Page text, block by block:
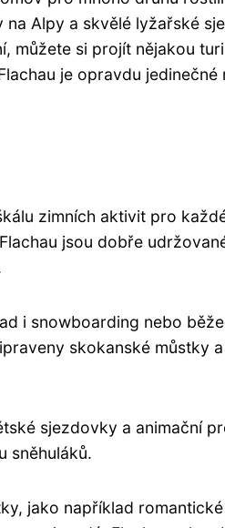
na Alpy a skvělé lyžařské
můžete si projít nějakou
je opravdu jedinečné
zimních aktivit pro
jsou dobře
i snowboarding nebo
skokanské můstky
sjezdovky a animační
sněhuláků.
jako například